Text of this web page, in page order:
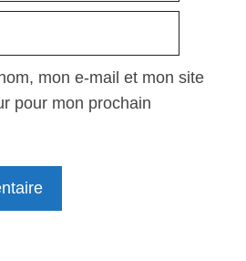
mon e-mail et mon site
pour mon prochain